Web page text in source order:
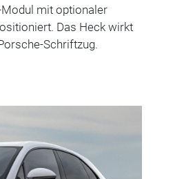
mit optionaler
Das Heck wirkt
Schriftzug.